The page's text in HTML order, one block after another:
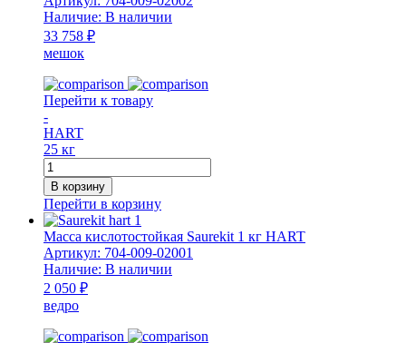
25
кг
Наличие: В наличии
33 758 ₽
мешок
Перейти к товару
-
HART
25 кг
Количество
товара
Масса
кислотостойкая
Saurekit
25
кг
HART
В корзину
Перейти в корзину
Масса кислотостойкая Saurekit 1 кг HART
Артикул: 704-009-02001
Наличие: В наличии
2 050 ₽
ведро